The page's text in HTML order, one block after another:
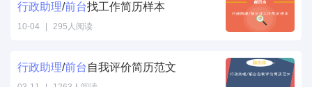
行政助理/前台找工作简历样本
10-04 295人阅读
行政助理/前台 自我评价简历范文